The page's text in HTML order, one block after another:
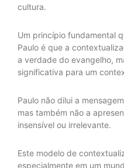
cultura.
Um princípio fundamental
Paulo é que a
a verdade do evangelho,
significativa para um
Paulo não dilui a
mas também não a
insensível ou irrelevante.
Este modelo de
especialmente em um